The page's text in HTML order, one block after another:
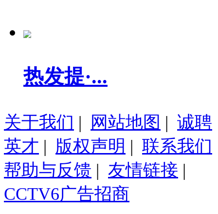
热发提·...
关于我们 | 网站地图 | 诚聘
英才 | 版权声明 | 联系我们
帮助与反馈 | 友情链接 |
CCTV6广告招商